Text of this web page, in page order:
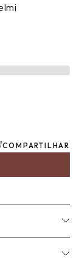
COMPARTILHAR